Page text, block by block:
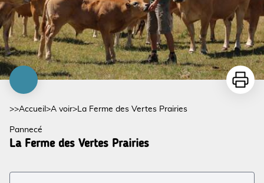
Voir l'image en plein écran
>>Accueil >A voir> La Ferme des Vertes Prairies
Pannecé
La Ferme des Vertes Prairies